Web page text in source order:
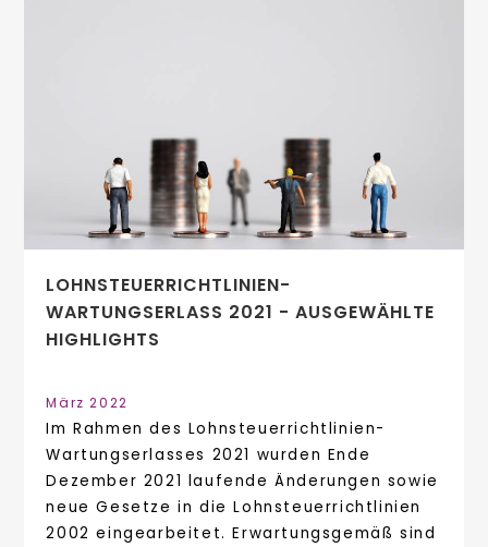
LOHNSTEUERRICHTLINIEN-
WARTUNGSERLASS 2021 - AUSGEWÄHLTE
HIGHLIGHTS
März 2022
Im Rahmen des Lohnsteuerrichtlinien-
Wartungserlasses 2021 wurden Ende
Dezember 2021 laufende Änderungen sowie
neue Gesetze in die Lohnsteuerrichtlinien
2002 eingearbeitet. Erwartungsgemäß sind